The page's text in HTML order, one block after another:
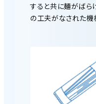
すると共に麺がばら
の工夫がなされた機